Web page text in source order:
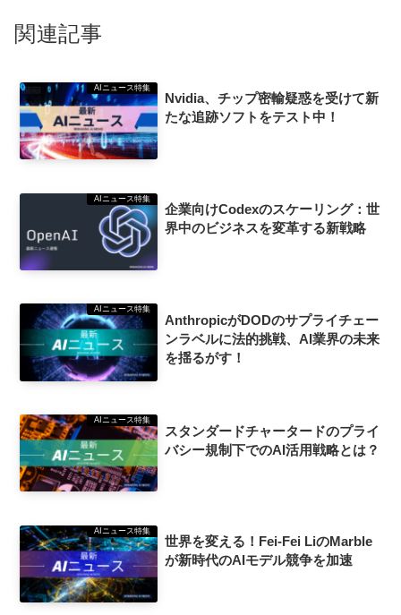
関連記事
AIニュース特集
Nvidia、チップ密輸疑惑を受けて新
たな追跡ソフトをテスト中！
AIニュース特集
企業向けCodexのスケーリング：世
界中のビジネスを変革する新戦略
AIニュース特集
AnthropicがDODのサプライチェー
ンラベルに法的挑戦、AI業界の未来
を揺るがす！
AIニュース特集
スタンダードチャータードのプライ
バシー規制下でのAI活用戦略とは？
AIニュース特集
世界を変える！Fei-Fei LiのMarble
が新時代のAIモデル競争を加速